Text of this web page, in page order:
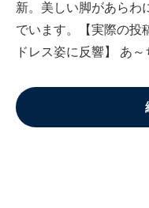
新。美しい脚があらわ
でいます。【実際の投
ドレス姿に反響】 あ～